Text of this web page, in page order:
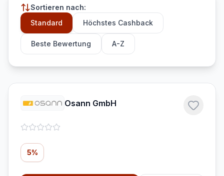
Sortieren nach:
Standard
Höchstes Cashback
Beste Bewertung A-Z
Osann GmbH
5%